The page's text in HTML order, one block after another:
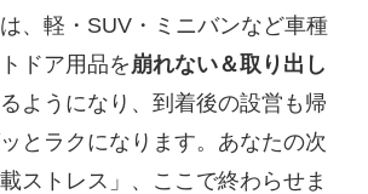
、軽・SUV・ミニバンなど車種
ドア用品を 崩れない＆取り出し
ようになり、到着後の設営も帰
とラクになります。あなたの次
ストレス」、ここで終わらせま